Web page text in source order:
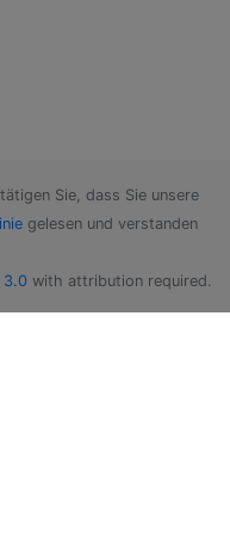
Sie, dass Sie unsere
gelesen und verstanden
3.0 with attribution required.